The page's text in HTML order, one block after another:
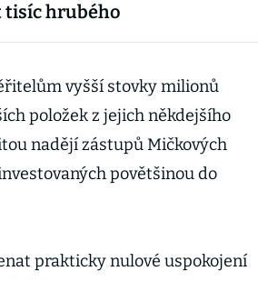
tisíc hrubého
vyšší stovky milionů
položek z jejich někdejšího
nadějí zástupů Mičkových
povětšinou do
prakticky nulové uspokojení